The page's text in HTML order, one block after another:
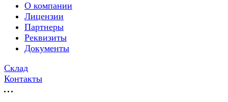
О компании
Лицензии
Партнеры
Реквизиты
Документы
Склад
Контакты